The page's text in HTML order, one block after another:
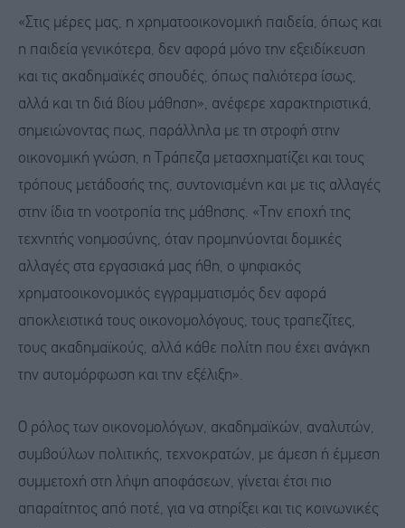
«Στις μέρες μας, η χρηματοοικονομική παιδεία, όπως και
η παιδεία γενικότερα, δεν αφορά μόνο την εξειδίκευση
και τις ακαδημαϊκές σπουδές, όπως παλιότερα ίσως,
αλλά και τη διά βίου μάθηση», ανέφερε χαρακτηριστικά,
σημειώνοντας πως, παράλληλα με τη στροφή στην
οικονομική γνώση, η Τράπεζα μετασχηματίζει και τους
τρόπους μετάδοσής της, συντονισμένη και με τις αλλαγές
στην ίδια τη νοοτροπία της μάθησης. «Την εποχή της
τεχνητής νοημοσύνης, όταν προμηνύονται δομικές
αλλαγές στα εργασιακά μας ήθη, ο ψηφιακός
χρηματοοικονομικός εγγραμματισμός δεν αφορά
αποκλειστικά τους οικονομολόγους, τους τραπεζίτες,
τους ακαδημαϊκούς, αλλά κάθε πολίτη που έχει ανάγκη
την αυτομόρφωση και την εξέλιξη».
Ο ρόλος των οικονομολόγων, ακαδημαϊκών, αναλυτών,
συμβούλων πολιτικής, τεχνοκρατών, με άμεση ή έμμεση
συμμετοχή στη λήψη αποφάσεων, γίνεται έτσι πιο
απαραίτητος από ποτέ, για να στηρίξει και τις κοινωνικές